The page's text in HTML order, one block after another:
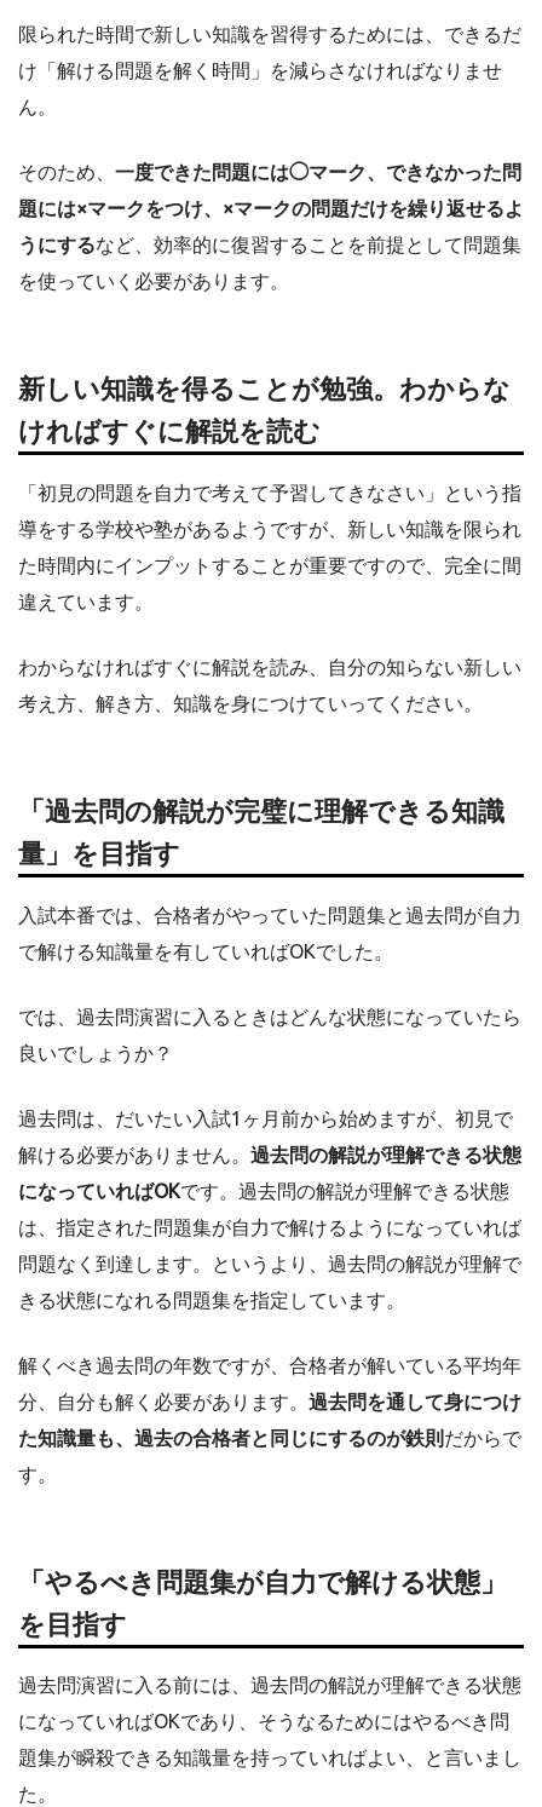
限られた時間で新しい知識を習得するためには、できるだ
け「解ける問題を解く時間」を減らさなければなりませ
ん。
そのため、 一度できた問題には◯マーク、できなかった問
題には×マークをつけ、×マークの問題だけを繰り返せるよ
うにするなど、効率的に復習することを前提として問題集
を使っていく必要があります。
新しい知識を得ることが勉強。わからな
ければすぐに解説を読む
「初見の問題を自力で考えて予習してきなさい」という指
導をする学校や塾があるようですが、新しい知識を限られ
た時間内にインプットすることが重要ですので、完全に間
違えています。
わからなければすぐに解説を読み、自分の知らない新しい
考え方、解き方、知識を身につけていってください。
「過去問の解説が完璧に理解できる知識
量」を目指す
入試本番では、合格者がやっていた問題集と過去問が自力
で解ける知識量を有していればOKでした。
では、過去問演習に入るときはどんな状態になっていたら
良いでしょうか？
過去問は、だいたい入試1ヶ月前から始めますが、初見で
解ける必要がありません。 過去問の解説が理解できる状態
になっていればOKです。過去問の解説が理解できる状態
は、指定された問題集が自力で解けるようになっていれば
問題なく到達します。というより、過去問の解説が理解で
きる状態になれる問題集を指定しています。
解くべき過去問の年数ですが、合格者が解いている平均年
分、自分も解く必要があります。 過去問を通して身につけ
た知識量も、過去の合格者と同じにするのが鉄則 だからで
す。
「やるべき問題集が自力で解ける状態」
を目指す
過去問演習に入る前には、過去問の解説が理解できる状態
になっていればOKであり、そうなるためにはやるべき問
題集が瞬殺できる知識量を持っていればよい、と言いまし
た。